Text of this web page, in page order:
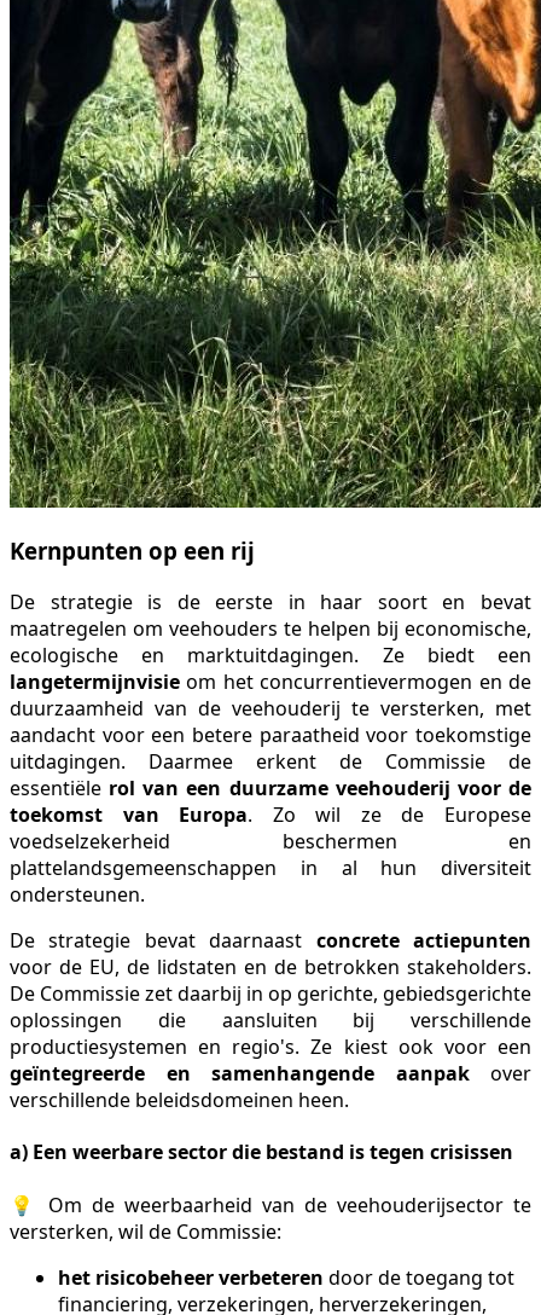
Kernpunten op een rij
De strategie is de eerste in haar soort en bevat
maatregelen om veehouders te helpen bij economische,
ecologische en marktuitdagingen. Ze biedt een
langetermijnvisie om het concurrentievermogen en de
duurzaamheid van de veehouderij te versterken, met
aandacht voor een betere paraatheid voor toekomstige
uitdagingen. Daarmee erkent de Commissie de
essentiële rol van een duurzame veehouderij voor de
toekomst van Europa. Zo wil ze de Europese
voedselzekerheid beschermen en
plattelandsgemeenschappen in al hun diversiteit
ondersteunen.
De strategie bevat daarnaast concrete actiepunten
voor de EU, de lidstaten en de betrokken stakeholders.
De Commissie zet daarbij in op gerichte, gebiedsgerichte
oplossingen die aansluiten bij verschillende
productiesystemen en regio's. Ze kiest ook voor een
geïntegreerde en samenhangende aanpakover
verschillende beleidsdomeinen heen.
a) Een weerbare sector die bestand is tegen crisissen
💡 Om de weerbaarheid van de veehouderijsector te
versterken, wil de Commissie:
het risicobeheer verbeteren door de toegang tot
financiering, verzekeringen, herverzekeringen,